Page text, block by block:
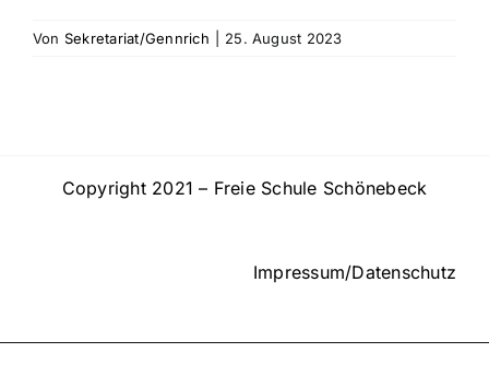
Von Sekretariat/Gennrich 25. August 2023
Copyright 2021 – Freie Schule Schönebeck
Impressum/Datenschutz